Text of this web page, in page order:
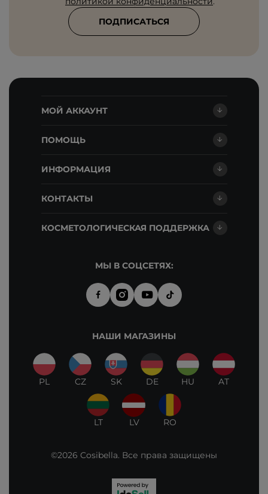
ПОДПИСАТЬСЯ
МОЙ АККАУНТ
ПОМОЩЬ
ИНФОРМАЦИЯ
КОНТАКТЫ
КОСМЕТОЛОГИЧЕСКАЯ ПОДДЕРЖКА
МЫ В СОЦСЕТЯХ:
НАШИ МАГАЗИНЫ
PL CZ SK DE HU AT
LT LV RO
©2026 Cosibella. Все права защищены